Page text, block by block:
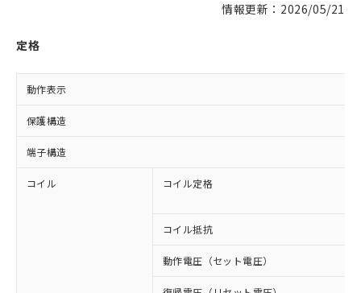
情報更新：2026/05/21
定格
動作表示
保護構造
端子構造
コイル コイル定格
コイル抵抗
動作電圧（セット電圧）